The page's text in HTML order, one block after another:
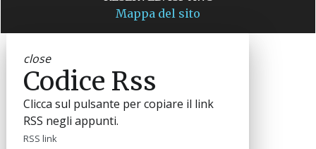
Mappa del sito
close
Codice Rss
Clicca sul pulsante per copiare il link
RSS negli appunti.
RSS link